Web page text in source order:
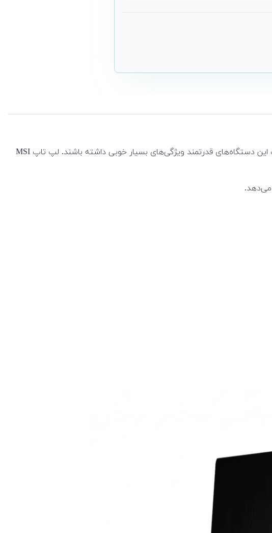
لپ‌‌تاپ‌های گیمینگ امروزه هواداران زیادی دارند. بهره گیری از تازه‌ترین فناوری‌ها در تولید این لپ تاپ ها باعث شده است این دستگاه‌‌های قدرتمند ویژگی‌های بسیار خوبی داشته باشند. لپ تاپ MSI